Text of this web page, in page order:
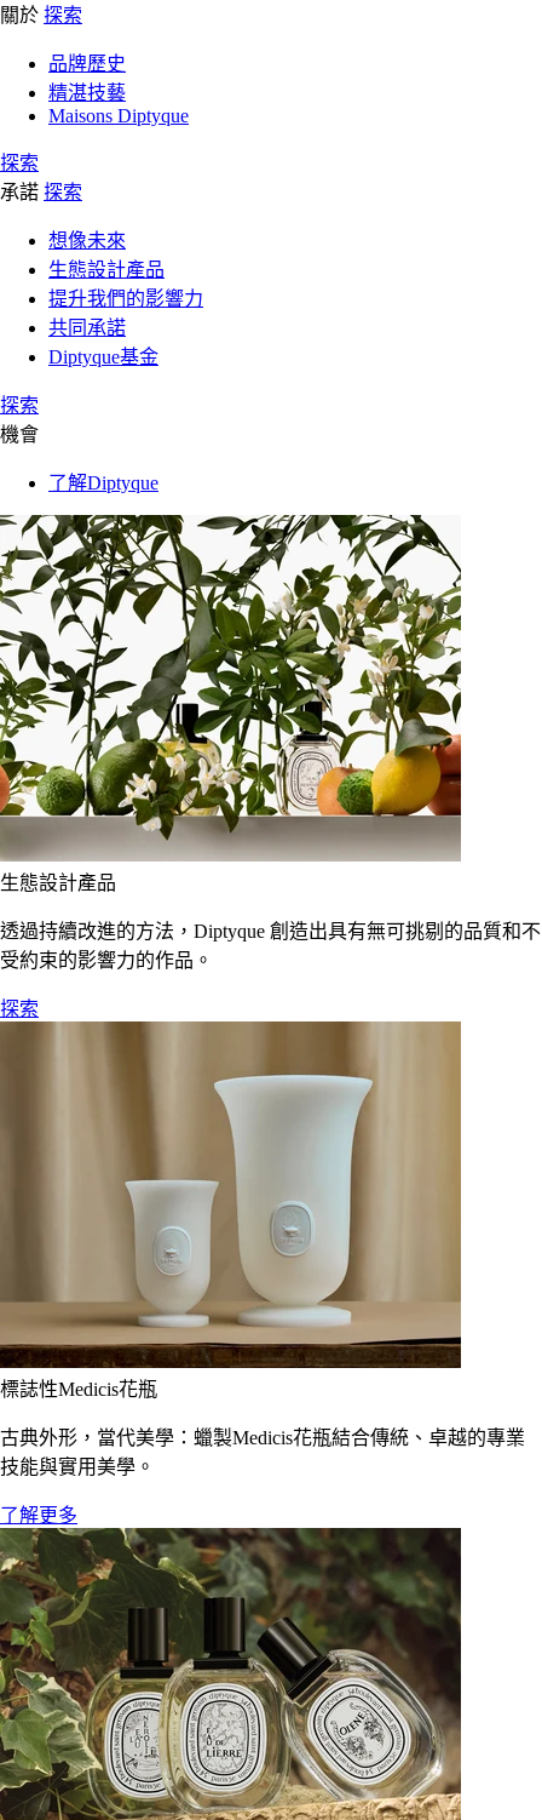
關於 探索
品牌歷史
精湛技藝
Maisons Diptyque
探索
承諾 探索
想像未來
生態設計產品
提升我們的影響力
共同承諾
Diptyque基金
探索
機會
了解Diptyque
生態設計產品
透過持續改進的方法，Diptyque 創造出具有無可挑剔的品質和不
受約束的影響力的作品。
探索
標誌性Medicis花瓶
古典外形，當代美學：蠟製Medicis花瓶結合傳統、卓越的專業
技能與實用美學。
了解更多